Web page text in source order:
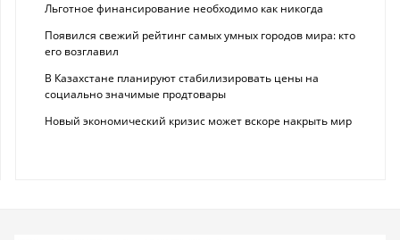
Льготное финансирование необходимо как никогда
Появился свежий рейтинг самых умных городов мира: кто
его возглавил
В Казахстане планируют стабилизировать цены на
социально значимые продтовары
Новый экономический кризис может вскоре накрыть мир